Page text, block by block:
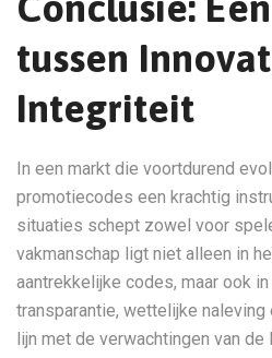
tussen
Integriteit
In een markt die voortdurend
promotiecodes een krachtig
situaties schept zowel voor
vakmanschap ligt niet alleen in
aantrekkelijke codes, maar ook
transparantie, wettelijke
lijn met de verwachtingen van